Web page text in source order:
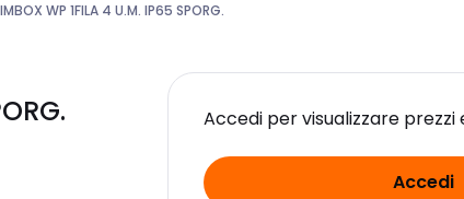
WP 1FILA 4 U.M. IP65 SPORG.
Accedi per visualizzare prezzi
Accedi